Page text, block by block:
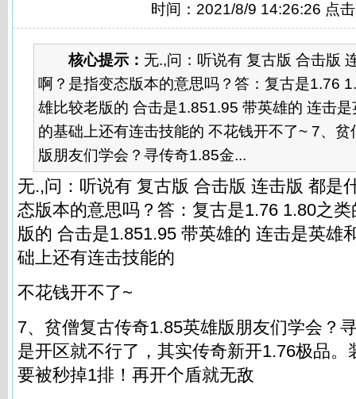
时间：2021/8/9 14:26:26 点
核心提示： 无.,问：听说有 复古版 合击版
啊？是指变态版本的意思吗？答：复古是1.76
雄比较老版的 合击是1.851.95 带英雄的 连击
的基础上还有连击技能的 不花钱开不了~ 7、
版朋友们学会？寻传奇1.85金...
无.,问：听说有 复古版 合击版 连击版 都是
态版本的意思吗？答：复古是1.76 1.80之
版的 合击是1.851.95 带英雄的 连击是英雄
础上还有连击技能的
不花钱开不了~
7、贫僧复古传奇1.85英雄版朋友们学会？
是开区就不行了，其实传奇新开1.76极品。
要被秒掉1排！再开个盾就无敌